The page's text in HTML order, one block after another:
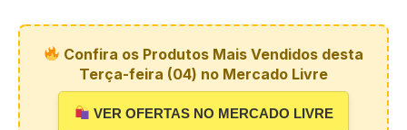
Confira os Produtos Mais Vendidos desta
Terça-feira (04) no Mercado Livre
VER OFERTAS NO MERCADO LIVRE